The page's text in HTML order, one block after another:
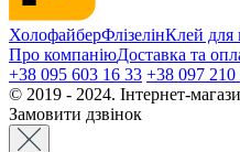
ХолофайберФлізелінКлей для
Про компаніюДоставка та
+38 095 603 16 33 +38 097 210
© 2019 - 2024. Інтернет-
Замовити дзвінок